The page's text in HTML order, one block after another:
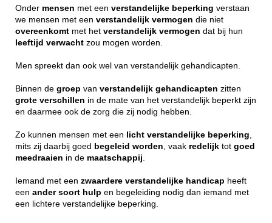
Onder mensen met een verstandelijke beperking verstaan
we mensen met een verstandelijk vermogen die niet
overeenkomt met het verstandelijk vermogen dat bij hun
leeftijd verwacht zou mogen worden.
Men spreekt dan ook wel van verstandelijk gehandicapten.
Binnen de groep van verstandelijk gehandicapten zitten
grote verschillen in de mate van het verstandelijk beperkt zijn
en daarmee ook de zorg die zij nodig hebben.
Zo kunnen mensen met een licht verstandelijke beperking,
mits zij daarbij goed begeleid worden, vaak redelijk tot goed
meedraaien in de maatschappij.
Iemand met een zwaardere verstandelijke handicap heeft
een ander soort hulp en begeleiding nodig dan iemand met
een lichtere verstandelijke beperking.